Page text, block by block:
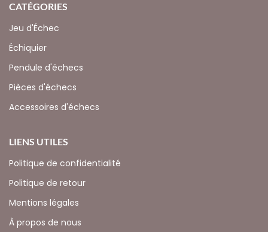
CATÉGORIES
Jeu d'Échec
Échiquier
Pendule d'échecs
Pièces d'échecs
Accessoires d'échecs
LIENS UTILES
Politique de confidentialité
Politique de retour
Mentions légales
À propos de nous